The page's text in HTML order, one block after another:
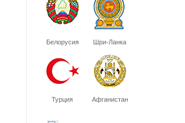
Белорусия Шри-Ланка
Турция Афганистан